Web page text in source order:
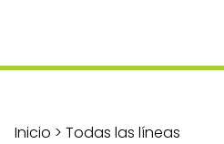
Inicio > Todas las líneas